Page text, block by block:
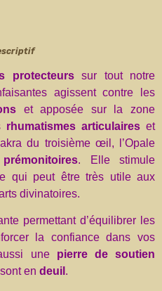
protecteurssur tout notre
agissent contre les
et apposée sur la zone
rhumatismes articulaireset
du troisième œil, l’Opale
. Elle stimule
qui peut être très utile aux
divinatoires.
permettant d’équilibrer les
la confiance dans vos
une pierre de soutien
en deuil .